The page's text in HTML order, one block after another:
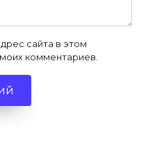
сайта в этом
комментариев.